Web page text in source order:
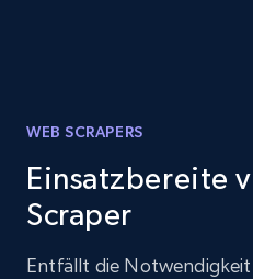
WEB SCRAPERS
Einsatzbereite
Scraper
Entfällt die